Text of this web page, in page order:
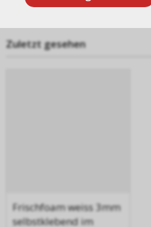
Zuletzt gesehen
Frischfoam weiss 3mm
selbstklebend im